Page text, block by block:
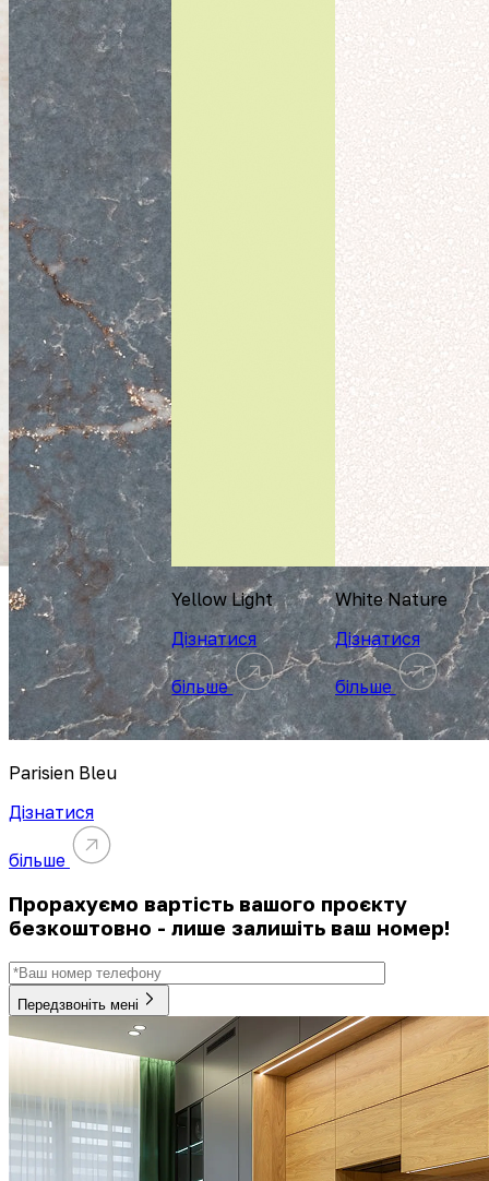
Parisien Bleu
Дізнатися
більше
Yellow Light
Дізнатися
більше
White Nature
Дізнатися
більше
Прорахуємо вартість вашого проєкту
безкоштовно - лише залишіть ваш номер!
Передзвоніть мені